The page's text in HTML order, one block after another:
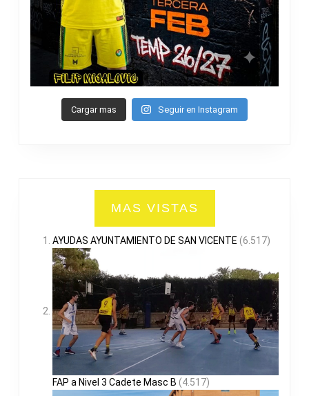
Cargar mas Seguir en Instagram
MAS VISTAS
AYUDAS AYUNTAMIENTO DE SAN VICENTE (6.517)
FAP a Nivel 3 Cadete Masc B (4.517)